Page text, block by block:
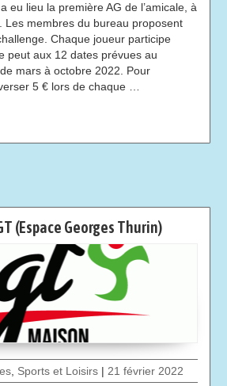
eu lieu la première AG de l’amicale, à
Les membres du bureau proposent
Chaque joueur participe
peut aux 12 dates prévues au
mars à octobre 2022. Pour
5 € lors de chaque …
(Espace Georges Thurin)
Sports et Loisirs | 21 février 2022